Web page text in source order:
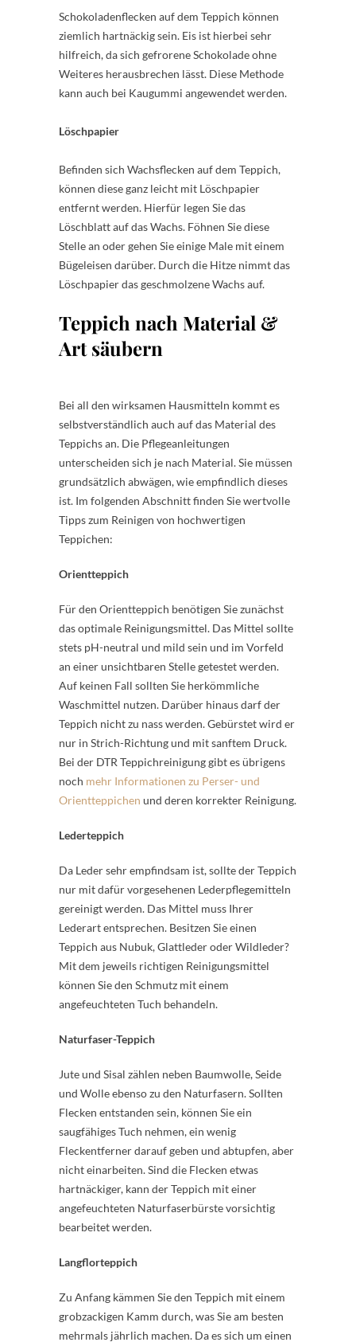
Schokoladenflecken auf dem Teppich können
ziemlich hartnäckig sein. Eis ist hierbei sehr
hilfreich, da sich gefrorene Schokolade ohne
Weiteres herausbrechen lässt. Diese Methode
kann auch bei Kaugummi angewendet werden.
Löschpapier
Befinden sich Wachsflecken auf dem Teppich,
können diese ganz leicht mit Löschpapier
entfernt werden. Hierfür legen Sie das
Löschblatt auf das Wachs. Föhnen Sie diese
Stelle an oder gehen Sie einige Male mit einem
Bügeleisen darüber. Durch die Hitze nimmt das
Löschpapier das geschmolzene Wachs auf.
Teppich nach Material &
Art säubern
Bei all den wirksamen Hausmitteln kommt es
selbstverständlich auch auf das Material des
Teppichs an. Die Pflegeanleitungen
unterscheiden sich je nach Material. Sie müssen
grundsätzlich abwägen, wie empfindlich dieses
ist. Im folgenden Abschnitt finden Sie wertvolle
Tipps zum Reinigen von hochwertigen
Teppichen:
Orientteppich
Für den Orientteppich benötigen Sie zunächst
das optimale Reinigungsmittel. Das Mittel sollte
stets pH-neutral und mild sein und im Vorfeld
an einer unsichtbaren Stelle getestet werden.
Auf keinen Fall sollten Sie herkömmliche
Waschmittel nutzen. Darüber hinaus darf der
Teppich nicht zu nass werden. Gebürstet wird er
nur in Strich-Richtung und mit sanftem Druck.
Bei der DTR Teppichreinigung gibt es übrigens
noch mehr Informationen zu Perser- und
Orientteppichen und deren korrekter Reinigung.
Lederteppich
Da Leder sehr empfindsam ist, sollte der Teppich
nur mit dafür vorgesehenen Lederpflegemitteln
gereinigt werden. Das Mittel muss Ihrer
Lederart entsprechen. Besitzen Sie einen
Teppich aus Nubuk, Glattleder oder Wildleder?
Mit dem jeweils richtigen Reinigungsmittel
können Sie den Schmutz mit einem
angefeuchteten Tuch behandeln.
Naturfaser-Teppich
Jute und Sisal zählen neben Baumwolle, Seide
und Wolle ebenso zu den Naturfasern. Sollten
Flecken entstanden sein, können Sie ein
saugfähiges Tuch nehmen, ein wenig
Fleckentferner darauf geben und abtupfen, aber
nicht einarbeiten. Sind die Flecken etwas
hartnäckiger, kann der Teppich mit einer
angefeuchteten Naturfaserbürste vorsichtig
bearbeitet werden.
Langflorteppich
Zu Anfang kämmen Sie den Teppich mit einem
grobzackigen Kamm durch, was Sie am besten
mehrmals jährlich machen. Da es sich um einen